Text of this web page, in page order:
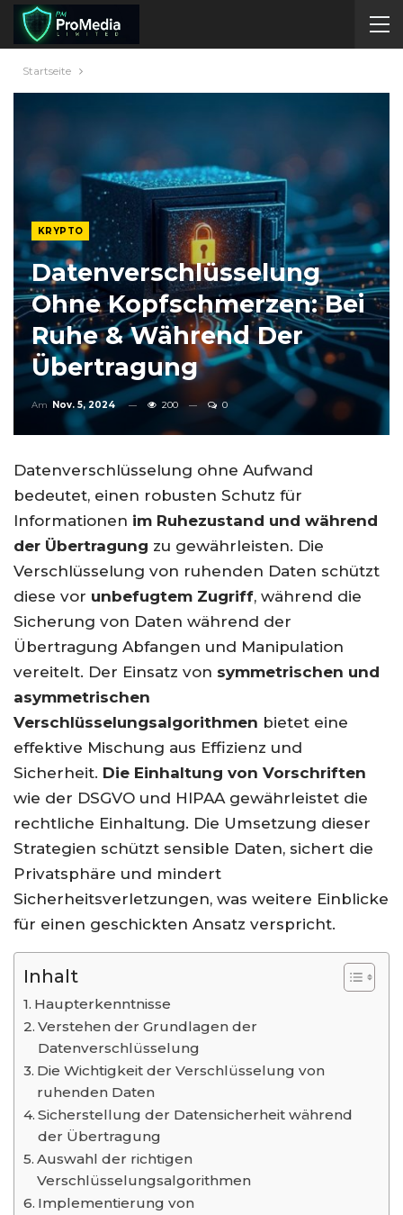
Startseite
KRYPTO
Datenverschlüsselung
Ohne Kopfschmerzen: Bei
Ruhe & Während Der
Übertragung
Am Nov. 5, 2024 200 0
Datenverschlüsselung ohne Aufwand
bedeutet, einen robusten Schutz für
Informationen im Ruhezustand und während
der Übertragung zu gewährleisten. Die
Verschlüsselung von ruhenden Daten schützt
diese vor unbefugtem Zugriff, während die
Sicherung von Daten während der
Übertragung Abfangen und Manipulation
vereitelt. Der Einsatz von symmetrischen und
asymmetrischen
Verschlüsselungsalgorithmen bietet eine
effektive Mischung aus Effizienz und
Sicherheit. Die Einhaltung von Vorschriften
wie der DSGVO und HIPAA gewährleistet die
rechtliche Einhaltung. Die Umsetzung dieser
Strategien schützt sensible Daten, sichert die
Privatsphäre und mindert
Sicherheitsverletzungen, was weitere Einblicke
für einen geschickten Ansatz verspricht.
Inhalt
Haupterkenntnisse
Verstehen der Grundlagen der
Datenverschlüsselung
Die Wichtigkeit der Verschlüsselung von
ruhenden Daten
Sicherstellung der Datensicherheit während
der Übertragung
Auswahl der richtigen
Verschlüsselungsalgorithmen
Implementierung von